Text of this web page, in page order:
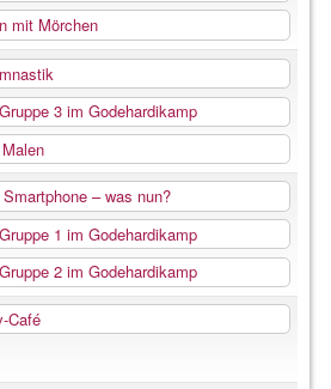
mit Mörchen
3 im Godehardikamp
– was nun?
1 im Godehardikamp
2 im Godehardikamp
Café